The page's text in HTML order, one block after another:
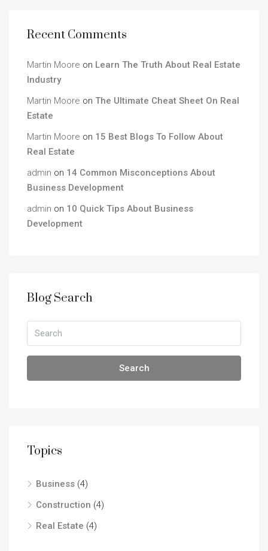
Recent Comments
Martin Moore on Learn The Truth About Real Estate
Industry
Martin Moore on The Ultimate Cheat Sheet On Real
Estate
Martin Moore on 15 Best Blogs To Follow About
Real Estate
admin on 14 Common Misconceptions About
Business Development
admin on 10 Quick Tips About Business
Development
Blog Search
Search
Topics
Business (4)
Construction (4)
Real Estate (4)